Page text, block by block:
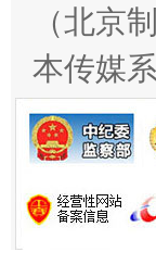
解纷+调
（北京
本传媒